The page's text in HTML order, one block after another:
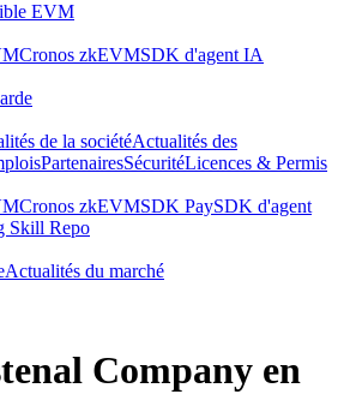
EVM
Cronos zkEVMSDK d'agent IA
de la sociétéActualités des
PartenairesSécuritéLicences & Permis
Cronos zkEVMSDK PaySDK d'agent
Skill Repo
Actualités du marché
Company en